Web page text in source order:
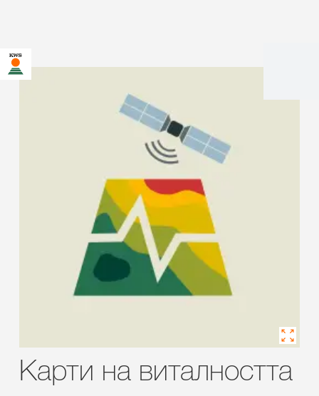
Карти на виталността